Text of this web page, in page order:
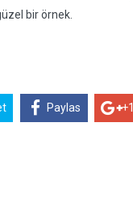
bir örnek.
Paylas +1